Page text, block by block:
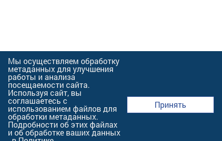
Мы осуществляем обработку
метаданных для улучшения
работы и анализа
посещаемости сайта.
Используя сайт, вы
соглашаетесь с
использованием файлов для
обработки метаданных.
Подробности об этих файлах
и об обработке ваших данных
Принять